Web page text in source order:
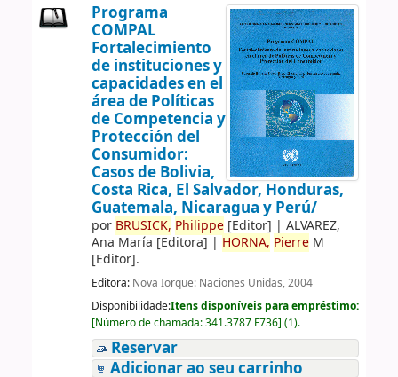
Programa
COMPAL
Fortalecimiento
de instituciones y
capacidades en el
área de Políticas
de Competencia y
Protección del
Consumidor:
Casos de Bolivia,
Costa Rica, El Salvador, Honduras,
Guatemala, Nicaragua y Perú/
por BRUSICK, Philippe[Editor] | ALVAREZ,
Ana María [Editora] | HORNA, PierreM
[Editor].
Editora: Nova Iorque: Naciones Unidas, 2004
Disponibilidade:Itens disponíveis para empréstimo:
[Número de chamada:341.3787 F736] (1).
Reservar
Adicionar ao seu carrinho